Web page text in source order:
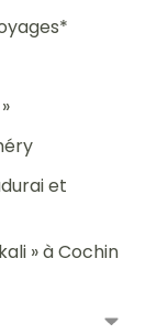
et
» à Cochin